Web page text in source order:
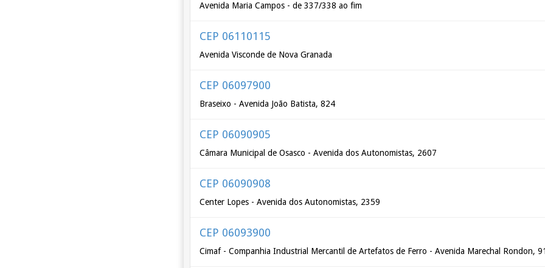
Avenida Maria Campos - de 337/338 ao fim
CEP 06110115
Avenida Visconde de Nova Granada
CEP 06097900
Braseixo - Avenida João Batista, 824
CEP 06090905
Câmara Municipal de Osasco - Avenida dos Autonomistas, 2607
CEP 06090908
Center Lopes - Avenida dos Autonomistas, 2359
CEP 06093900
Cimaf - Companhia Industrial Mercantil de Artefatos de Ferro - Avenida Marechal Rondon,